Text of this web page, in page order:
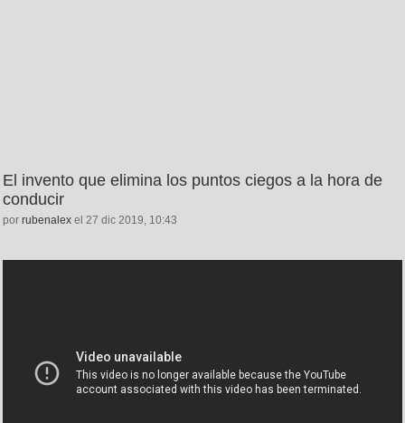
El invento que elimina los puntos ciegos a la hora de
conducir
por rubenalex el 27 dic 2019, 10:43